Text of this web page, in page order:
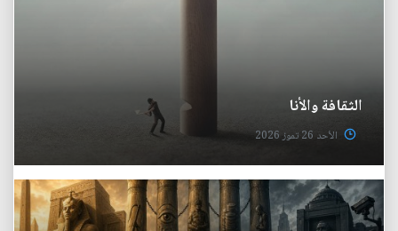
الثقافة والأنا
الأحد 26 تموز 2026